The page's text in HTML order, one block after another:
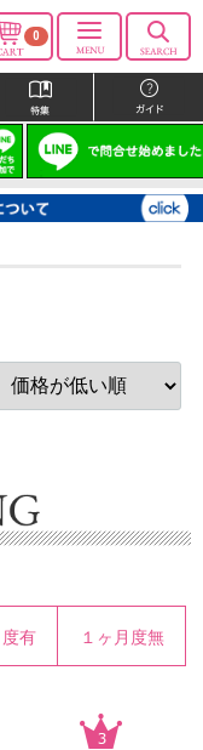
0
度有 １ヶ月度無